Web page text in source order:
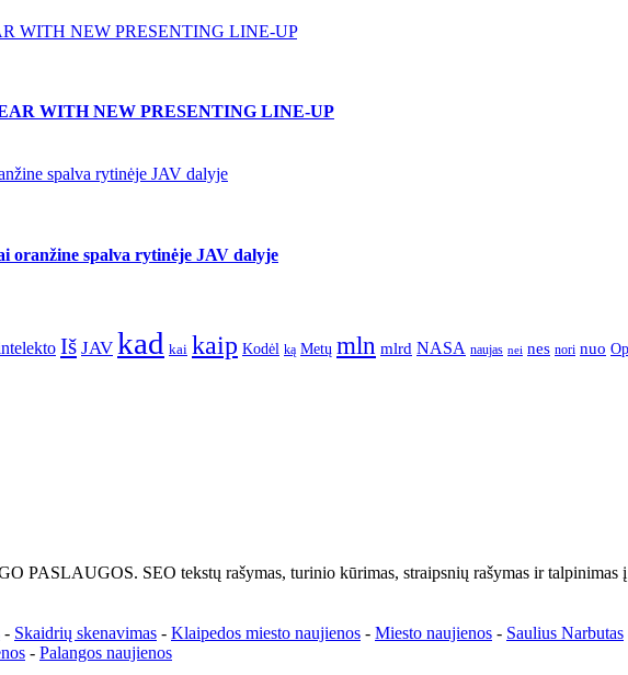
WITH NEW PRESENTING LINE-UP
WITH NEW PRESENTING LINE-UP
spalva rytinėje JAV dalyje
oranžine spalva rytinėje JAV dalyje
Iš JAV kad kai kaip Kodėl ką Metų mln mlrd NASA naujas nei nes nori nuo
SEO tekstų rašymas, turinio kūrimas, straipsnių rašymas ir talpinimas į
- Skaidrių skenavimas - Klaipedos miesto naujienos - Miesto naujienos - Saulius Narbutas
- Palangos naujienos